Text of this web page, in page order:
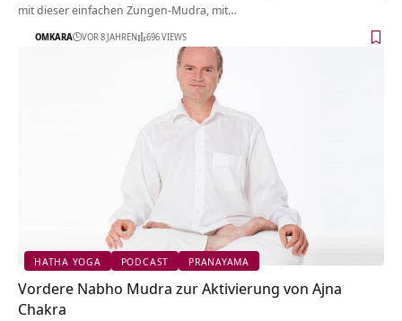
mit dieser einfachen Zungen-Mudra, mit…
OMKARA VOR 8 JAHREN 696 VIEWS
HATHA YOGA PODCAST PRANAYAMA
Vordere Nabho Mudra zur Aktivierung von Ajna
Chakra